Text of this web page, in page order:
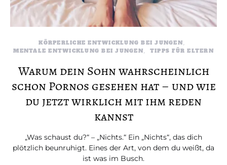
KÖRPERLICHE ENTWICKLUNG BEI JUNGEN
MENTALE ENTWICKLUNG BEI JUNGEN
TIPPS FÜR ELTERN
Warum dein Sohn wahrscheinlich
schon Pornos gesehen hat – und wie
du jetzt wirklich mit ihm reden
kannst
„Was schaust du?“ – „Nichts.“ Ein „Nichts“, das dich
plötzlich beunruhigt. Eines der Art, von dem du weißt, da
ist was im Busch.